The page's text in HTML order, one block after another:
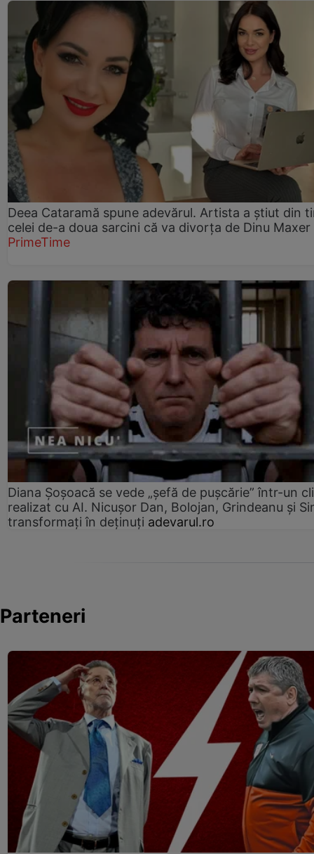
Deea Cataramă spune adevărul. Artista a știut din
celei de-a doua sarcini că va divorța de Dinu Maxer
PrimeTime
Diana Șoșoacă se vede „șefă de pușcărie” într-un
realizat cu AI. Nicușor Dan, Bolojan, Grindeanu și
transformați în deținuți adevarul.ro
Parteneri